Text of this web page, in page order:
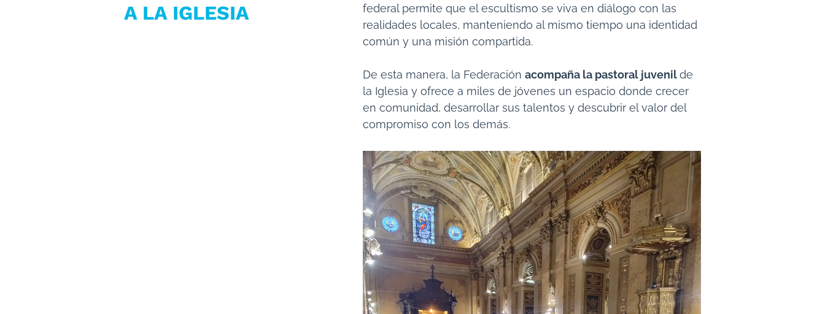
A LA IGLESIA
federal permite que el escultismo se viva en diálogo con las
realidades locales, manteniendo al mismo tiempo una identidad
común y una misión compartida.
De esta manera, la Federación acompaña la pastoral juvenilde
la Iglesia y ofrece a miles de jóvenes un espacio donde crecer
en comunidad, desarrollar sus talentos y descubrir el valor del
compromiso con los demás.